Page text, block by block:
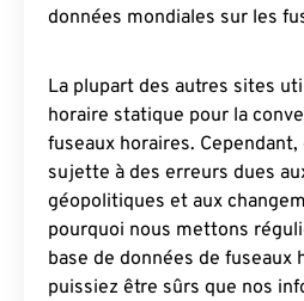
données mondiales sur les
La plupart des autres sites
horaire statique pour la
fuseaux horaires.
sujette à des erreurs dues
géopolitiques et aux
pourquoi nous mettons
base de données de fuseaux
puissiez être sûrs que nos